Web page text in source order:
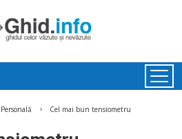
Cel mai bun tensiometru